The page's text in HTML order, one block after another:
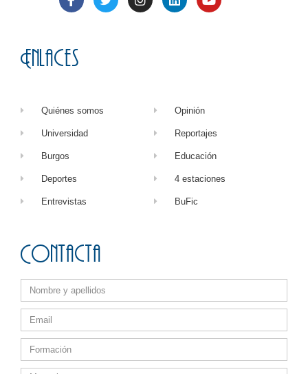
Enlaces
Quiénes somos
Universidad
Burgos
Deportes
Entrevistas
Opinión
Reportajes
Educación
4 estaciones
BuFic
Contacta